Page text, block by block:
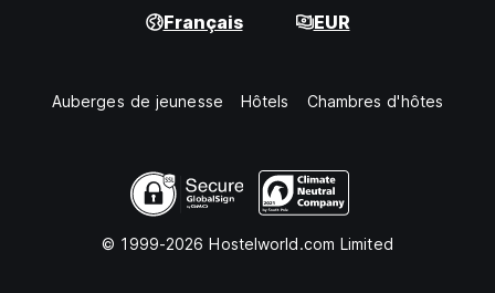
Français EUR
Auberges de jeunesse Hôtels Chambres d'hôtes
© 1999-2026 Hostelworld.com Limited